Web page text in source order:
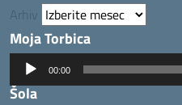
Arhiv
Moja Torbica
Predvajalnik
zvoka
00:00
Šola